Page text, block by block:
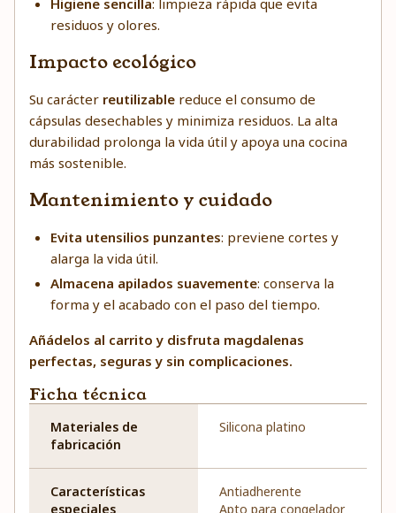
Higiene sencilla: limpieza rápida que evita
residuos y olores.
Impacto ecológico
Su carácter reutilizable reduce el consumo de
cápsulas desechables y minimiza residuos. La alta
durabilidad prolonga la vida útil y apoya una cocina
más sostenible.
Mantenimiento y cuidado
Evita utensilios punzantes: previene cortes y
alarga la vida útil.
Almacena apilados suavemente: conserva la
forma y el acabado con el paso del tiempo.
Añádelos al carrito y disfruta magdalenas
perfectas, seguras y sin complicaciones.
Ficha técnica
Materiales de
fabricación
Silicona platino
Características
especiales
Antiadherente
Apto para congelador